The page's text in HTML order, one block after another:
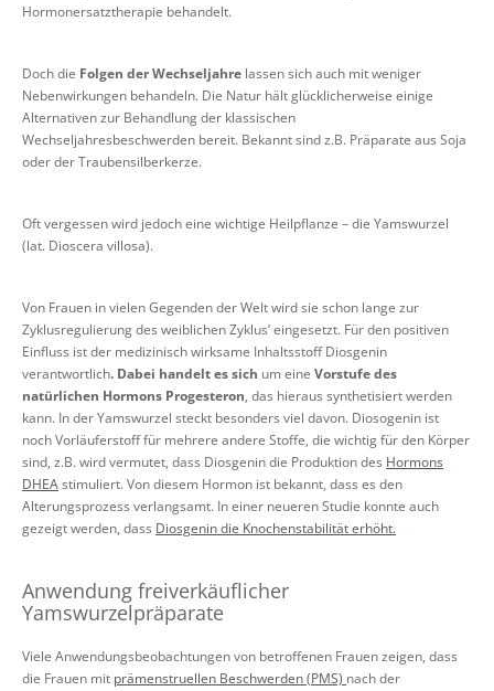
Hormonersatztherapie behandelt.
Doch die Folgen der Wechseljahre lassen sich auch mit weniger
Nebenwirkungen behandeln. Die Natur hält glücklicherweise einige
Alternativen zur Behandlung der klassischen
Wechseljahresbeschwerden bereit. Bekannt sind z.B. Präparate aus Soja
oder der Traubensilberkerze.
Oft vergessen wird jedoch eine wichtige Heilpflanze – die Yamswurzel
(lat. Dioscera villosa).
Von Frauen in vielen Gegenden der Welt wird sie schon lange zur
Zyklusregulierung des weiblichen Zyklus’ eingesetzt. Für den positiven
Einfluss ist der medizinisch wirksame Inhaltsstoff Diosgenin
verantwortlich. Dabei handelt es sich um eine Vorstufe des
natürlichen Hormons Progesteron, das hieraus synthetisiert werden
kann. In der Yamswurzel steckt besonders viel davon. Diosogenin ist
noch Vorläuferstoff für mehrere andere Stoffe, die wichtig für den Körper
sind, z.B. wird vermutet, dass Diosgenin die Produktion des Hormons
DHEAstimuliert. Von diesem Hormon ist bekannt, dass es den
Alterungsprozess verlangsamt. In einer neueren Studie konnte auch
gezeigt werden, dass Diosgenin die Knochenstabilität erhöht.
Anwendung freiverkäuflicher
Yamswurzelpräparate
Viele Anwendungsbeobachtungen von betroffenen Frauen zeigen, dass
die Frauen mit prämenstruellen Beschwerden (PMS) nach der